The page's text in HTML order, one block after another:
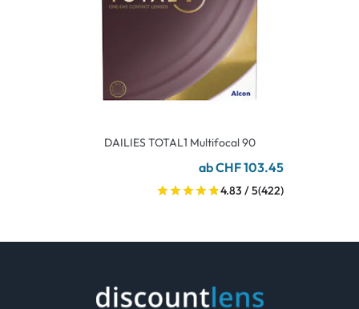
DAILIES TOTAL1 Multifocal 90
ab CHF 103.45
4.83 / 5(422)